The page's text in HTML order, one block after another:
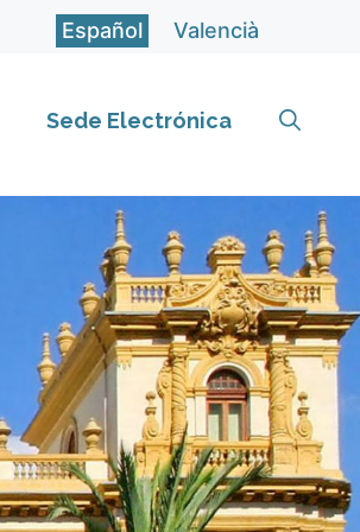
Español Valencià
Sede Electrónica